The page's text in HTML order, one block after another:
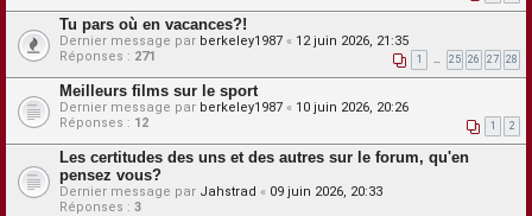
Tu pars où en vacances?!
Dernier message par berkeley1987 « 12 juin 2026, 21:35
Réponses : 271 1 … 25 26 27 28
Meilleurs films sur le sport
Dernier message par berkeley1987 « 10 juin 2026, 20:26
Réponses : 12 1 2
Les certitudes des uns et des autres sur le forum, qu'en
pensez vous?
Dernier message par Jahstrad « 09 juin 2026, 20:33
Réponses : 3